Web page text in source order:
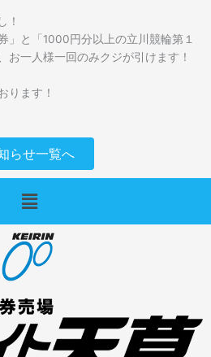
！
」と「1000円分以上の立川競輪第１
お一人様一回のみクジが引けます！
ります！
らせ一覧へ
メ
ニ
ュ
ー